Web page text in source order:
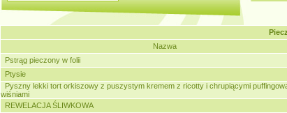
Nazwa
Pstrąg pieczony w folii
Ptysie
Pyszny lekki tort orkiszowy z puszystym kremem z ricotty i chrupiącymi
wiśniami
REWELACJA ŚLIWKOWA